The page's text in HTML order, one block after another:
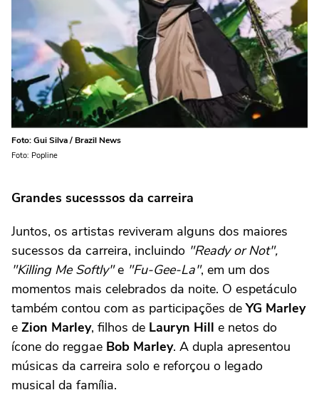
Foto: Gui Silva / Brazil News
Foto: Popline
Grandes sucesssos da carreira
Juntos, os artistas reviveram alguns dos maiores
sucessos da carreira, incluindo "Ready or Not",
"Killing Me Softly"e "Fu-Gee-La", em um dos
momentos mais celebrados da noite. O espetáculo
também contou com as participações deYG Marley
e Zion Marley, filhos de Lauryn Hill e netos do
ícone do reggae Bob Marley. A dupla apresentou
músicas da carreira solo e reforçou o legado
musical da família.